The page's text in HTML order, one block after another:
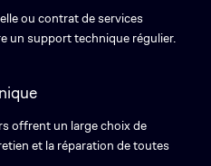
ou contrat de services
un support technique régulier.
offrent un large choix de
et la réparation de toutes